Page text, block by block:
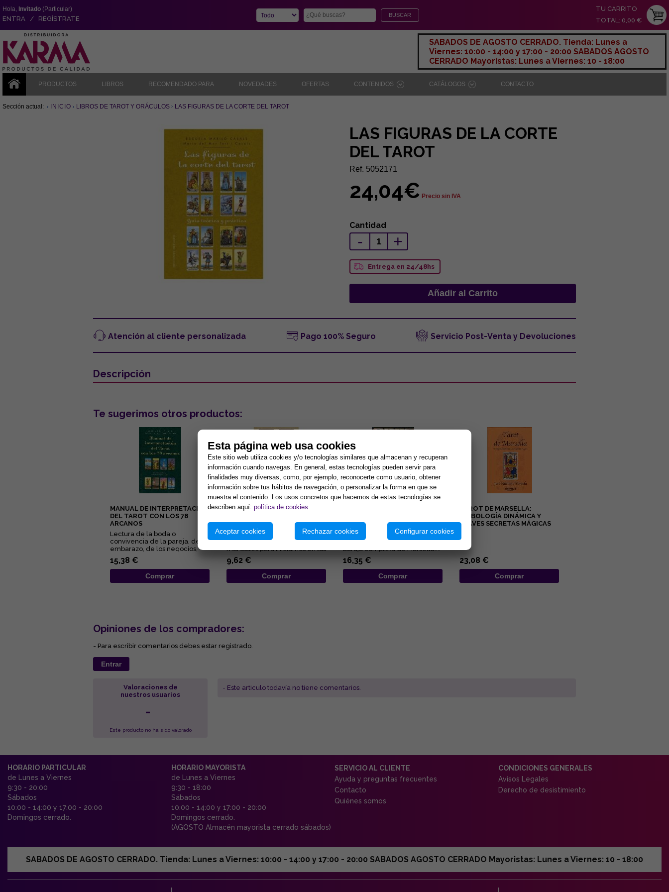
Hola, Invitado (Particular)
ENTRA / REGÍSTRATE
TU CARRITO
TOTAL: 0,00 €
SABADOS DE AGOSTO CERRADO. Tienda: Lunes a
Viernes: 10:00 - 14:00 y 17:00 - 20:00 SABADOS AGOSTO
CERRADO Mayoristas: Lunes a Viernes: 10 - 18:00
PRODUCTOS LIBROS RECOMENDADO PARA NOVEDADES OFERTAS CONTENIDOS CATÁLOGOS CONTACTO
Sección actual: INICIO LIBROS DE TAROT Y ORÁCULOS LAS FIGURAS DE LA CORTE DEL TAROT
LAS FIGURAS DE LA CORTE
DEL TAROT
Ref. 5052171
24,04€ Precio sin IVA
Cantidad
- +
Entrega en 24/48hs
Atención al cliente personalizada Pago 100% Seguro Servicio Post-Venta y Devoluciones
Descripción
Te sugerimos otros productos:
MANUAL DE INTERPRETACIÓN
DEL TAROT CON LOS 78
ARCANOS
Lectura de la boda o
convivencia de la pareja, del
embarazo, de los negocios,
del pleito, de la salud... Éstas...
15,38 €
Comprar
RUNAS PARA PRINCIPIANTES:
ADIVINACIÓN RÚNICA
Lisa Charberlain sigue
ofreciédonos prácticos
manuales para iniciarnos en las
diferentes disciplinas
esotérica...
9,62 €
Comprar
Completo volumen para
aprender a interpretar la
baraja completa de Marsella....
16,35 €
Comprar
TAROT DE MARSELLA:
SIMBOLOGÍA DINÁMICA Y
CLAVES SECRETAS MÁGICAS
23,08 €
Comprar
Opiniones de los compradores:
- Para escribir comentarios debes estar registrado.
Entrar
Valoraciones de
nuestros usuarios
-
Este producto no ha sido valorado
- Este articulo todavía no tiene comentarios.
HORARIO PARTICULAR
de Lunes a Viernes
9:30 - 20:00
Sábados
10:00 - 14:00 y 17:00 - 20:00
Domingos cerrado.
HORARIO MAYORISTA
de Lunes a Viernes
9:30 - 18:00
Sábados
10:00 - 14:00 y 17:00 - 20:00
Domingos cerrado.
(AGOSTO Almacén mayorista cerrado sábados)
SERVICIO AL CLIENTE
Ayuda y preguntas frecuentes
Contacto
Quiénes somos
CONDICIONES GENERALES
Avisos Legales
Derecho de desistimiento
SABADOS DE AGOSTO CERRADO. Tienda: Lunes a Viernes: 10:00 - 14:00 y 17:00 - 20:00 SABADOS AGOSTO CERRADO Mayoristas: Lunes a Viernes: 10 - 18:00
Esta página web usa cookies
Este sitio web utiliza cookies y/o tecnologías similares que almacenan y recuperan
información cuando navegas. En general, estas tecnologías pueden servir para
finalidades muy diversas, como, por ejemplo, reconocerte como usuario, obtener
información sobre tus hábitos de navegación, o personalizar la forma en que se
muestra el contenido. Los usos concretos que hacemos de estas tecnologías se
describen aquí: política de cookies
Aceptar cookies Rechazar cookies Configurar cookies